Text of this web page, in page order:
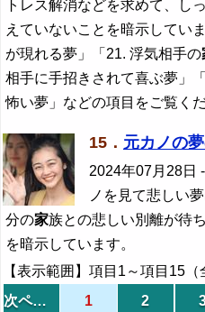
トレス解消などを求めて、し
えていないことを暗示してい
が現れる夢」「21. 浮気相手の
相手に手招きされて喜ぶ夢」
怖い夢」などの項目をご覧くだ
15． 元カノの
2024年07月28日
ノを見て悲しい
分の家族との悲しい別離が待
を暗示しています。
【表示範囲】項目1～項目15（
次ページ
1 2